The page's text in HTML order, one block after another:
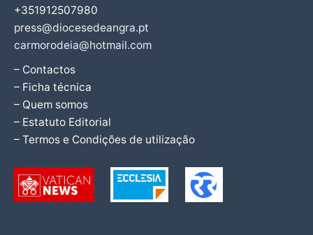
+351912507980
press@diocesedeangra.pt
carmorodeia@hotmail.com
– Contactos
– Ficha técnica
– Quem somos
– Estatuto Editorial
– Termos e Condições de utilização